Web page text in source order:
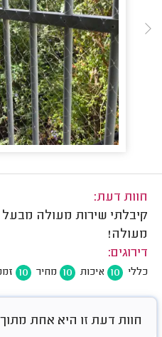
חוות דעת:
קיבלתי שירות מעולה מבעל
מעולה!
דירוגים:
כללי 10 איכות 10 מחיר 10
חוות דעת זו היא אחת מתוך 60 על עסק זה: